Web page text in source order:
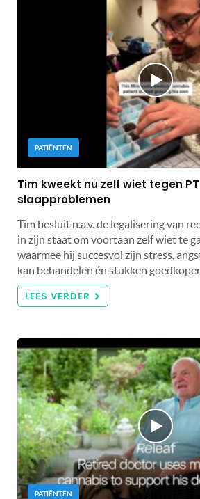
PATIËNTEN
Tim kweekt nu zelf wiet tegen
slaapproblemen
Tim besluit n.a.v. de legalisering van
in zijn staat om voortaan zelf wiet te
waarmee hij succesvol zijn stress,
kan behandelen én stukken
LEES VERDER
PATIËNTEN